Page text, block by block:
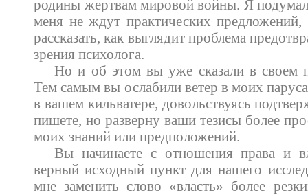
родины жертвам мировой войны. Я
меня не ждут практических
рассказать, как выглядит проблема
зрения психолога.
Но и об этом вы уже сказали в своем
Тем самым вы ослабили ветер в моих
в вашем кильватере, довольствуясь
пишете, но разверну ваши тезисы более
моих знаний или предположений.
Вы начинаете с отношения права и
верный исходный пункт для нашего
мне заменить слово «власть» более